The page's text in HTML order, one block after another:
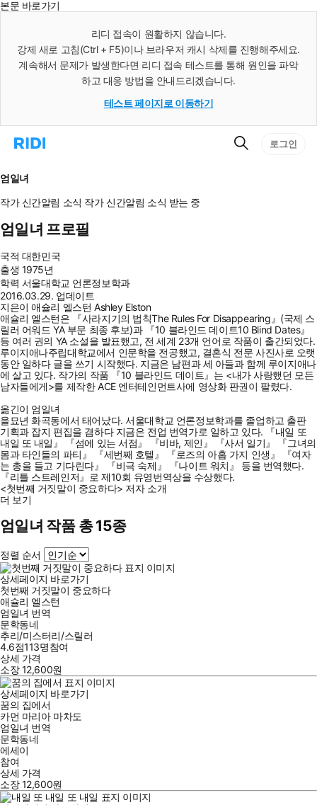
본문 바로가기
리디 접속이 원활하지 않습니다.
강제 새로 고침(Ctrl + F5)이나 브라우저 캐시 삭제를 진행해주세요.
계속해서 문제가 발생한다면 리디 접속 테스트를 통해 원인을 파악
하고 대응 방법을 안내드리겠습니다.
테스트 페이지로 이동하기
리
으
로
이
동
검
로그인
엄일녀
작가 신간알림 소식 작가 신간알림 소식 받는 중
엄일녀 프로필
국적 대한민국
출생 1975년
학력 서울대학교 언론정보학과
2016.03.29. 업데이트
지은이 애슐리 엘스턴 Ashley Elston
애슐리 엘스턴은 『사라지기의 법칙The Rules For Disappearing』(국제 스
릴러 어워드 YA 부문 최종 후보)과 『10 블라인드 데이트10 Blind Dates』
등 여러 권의 YA 소설을 발표했고, 전 세계 23개 언어로 작품이 출간되었다.
루이지애나주립대학교에서 인문학을 전공했고, 결혼식 전문 사진사로 오랫
동안 일하다 글을 쓰기 시작했다. 지금은 남편과 세 아들과 함께 루이지애나
에 살고 있다. 작가의 작품 『10 블라인드 데이트』는 <내가 사랑했던 모든
남자들에게>를 제작한 ACE 엔터테인먼트사에 영상화 판권이 팔렸다.
옮긴이 엄일녀
을묘년 화곡동에서 태어났다. 서울대학교 언론정보학과를 졸업하고 출판
기획과 잡지 편집을 겸하다 지금은 전업 번역가로 일하고 있다. 『내일 또
내일 또 내일』 『섬에 있는 서점』 『비바, 제인』 『사서 일기』 『그녀의
몸과 타인들의 파티』 『세번째 호텔』 『로즈의 아홉 가지 인생』 『여자
는 총을 들고 기다린다』 『비극 숙제』 『나이트 워치』 등을 번역했다.
『리틀 스트레인저』로 제10회 유영번역상을 수상했다.
<첫번째 거짓말이 중요하다> 저자 소개
더 보기
엄일녀 작품 총 15종
정렬 순서
상세페이지 바로가기
첫번째 거짓말이 중요하다
애슐리 엘스턴
엄일녀 번역
문학동네
추리/미스터리/스릴러
4.6점113명참여
상세 가격
소장12,600원
상세페이지 바로가기
꿈의 집에서
카먼 마리아 마차도
엄일녀 번역
문학동네
에세이
참여
상세 가격
소장12,600원